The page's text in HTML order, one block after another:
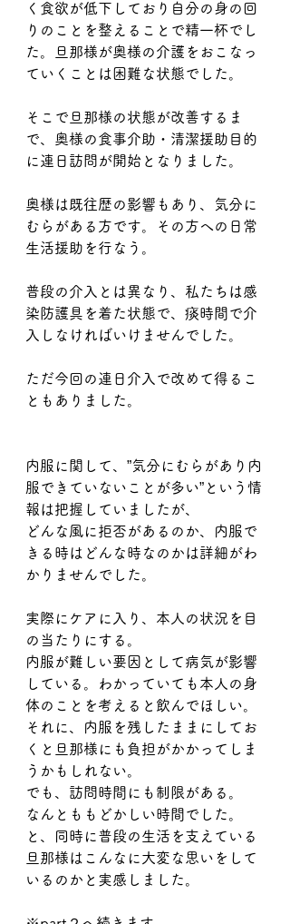
く食欲が低下しており自分の身の回
りのことを整えることで精一杯でし
た。旦那様が奥様の介護をおこなっ
ていくことは困難な状態でした。
そこで旦那様の状態が改善するま
で、奥様の食事介助・清潔援助目的
に連日訪問が開始となりました。
奥様は既往歴の影響もあり、気分に
むらがある方です。その方への日常
生活援助を行なう。
普段の介入とは異なり、私たちは感
染防護具を着た状態で、痰時間で介
入しなければいけませんでした。
ただ今回の連日介入で改めて得るこ
ともありました。
内服に関して、”気分にむらがあり内
服できていないことが多い”という情
報は把握していましたが、
どんな風に拒否があるのか、内服で
きる時はどんな時なのかは詳細がわ
かりませんでした。
実際にケアに入り、本人の状況を目
の当たりにする。
内服が難しい要因として病気が影響
している。わかっていても本人の身
体のことを考えると飲んでほしい。
それに、内服を残したままにしてお
くと旦那様にも負担がかかってしま
うかもしれない。
でも、訪問時間にも制限がある。
なんとももどかしい時間でした。
と、同時に普段の生活を支えている
旦那様はこんなに大変な思いをして
いるのかと実感しました。